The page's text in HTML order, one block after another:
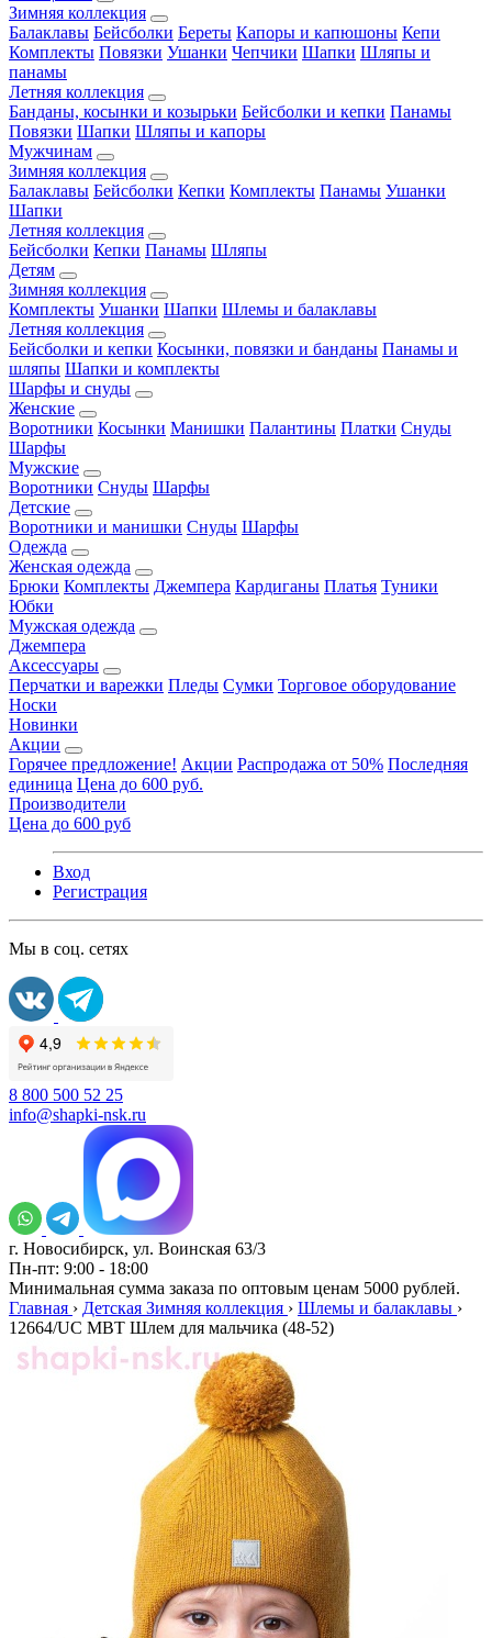
Зимняя коллекция
Балаклавы Бейсболки Береты Капоры и капюшоны Кепи
Комплекты Повязки Ушанки Чепчики Шапки Шляпы и
панамы
Летняя коллекция
Банданы, косынки и козырьки Бейсболки и кепки Панамы
Повязки Шапки Шляпы и капоры
Мужчинам
Зимняя коллекция
Балаклавы Бейсболки Кепки Комплекты Панамы Ушанки
Шапки
Летняя коллекция
Бейсболки Кепки Панамы Шляпы
Детям
Зимняя коллекция
Комплекты Ушанки Шапки Шлемы и балаклавы
Летняя коллекция
Бейсболки и кепки Косынки, повязки и банданы Панамы и
шляпы Шапки и комплекты
Шарфы и снуды
Женские
Воротники Косынки Манишки Палантины Платки Снуды
Шарфы
Мужские
Воротники Снуды Шарфы
Детские
Воротники и манишки Снуды Шарфы
Одежда
Женская одежда
Брюки Комплекты Джемпера Кардиганы Платья Туники
Юбки
Мужская одежда
Джемпера
Аксессуары
Перчатки и варежки Пледы Сумки Торговое оборудование
Носки
Новинки
Акции
Горячее предложение! Акции Распродажа от 50% Последняя
единица Цена до 600 руб.
Производители
Цена до 600 руб
Вход
Регистрация
Мы в соц. сетях
8 800 500 52 25
info@shapki-nsk.ru
г. Новосибирск, ул. Воинская 63/3
Пн-пт: 9:00 - 18:00
Минимальная сумма заказа по оптовым ценам 5000 рублей.
Главная › Детская Зимняя коллекция › Шлемы и балаклавы ›
12664/UC MBT Шлем для мальчика (48-52)